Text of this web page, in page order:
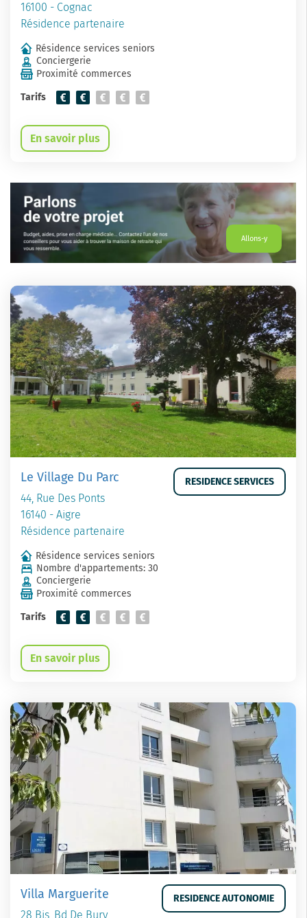
16100 - Cognac
Résidence partenaire
Résidence services seniors
Conciergerie
Proximité commerces
Tarifs
En savoir plus
Allons-y
Le Village Du Parc
44, Rue Des Ponts
16140 - Aigre
Résidence partenaire
RESIDENCE SERVICES
Résidence services seniors
Nombre d'appartements: 30
Conciergerie
Proximité commerces
Tarifs
En savoir plus
Villa Marguerite
28 Bis, Bd De Bury
RESIDENCE AUTONOMIE